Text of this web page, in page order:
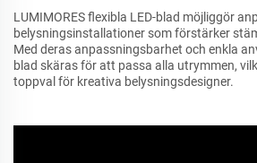
LUMIMORES flexibla LED-blad möjliggör
belysningsinstallationer som förstärker
Med deras anpassningsbarhet och enkla
blad skäras för att passa alla utrymmen,
toppval för kreativa belysningsdesigner.